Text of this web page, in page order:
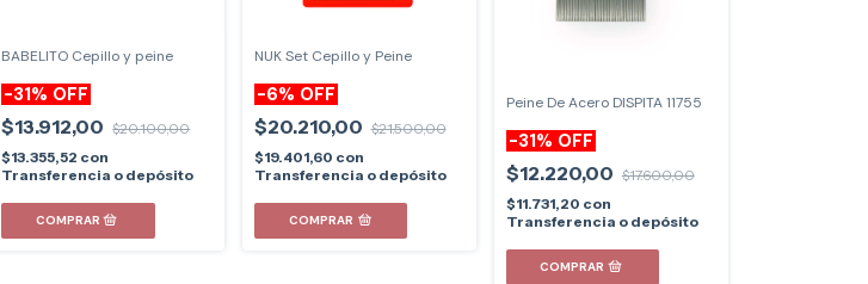
BABELITO Cepillo y peine
-31% OFF
$13.912,00 $20.100,00
$13.355,52 con
Transferencia o depósito
NUK Set Cepillo y Peine
-6% OFF
$20.210,00 $21.500,00
$19.401,60 con
Transferencia o depósito
COMPRAR
Peine De Acero DISPITA 11755
-31% OFF
$12.220,00 $17.600,00
$11.731,20 con
Transferencia o depósito